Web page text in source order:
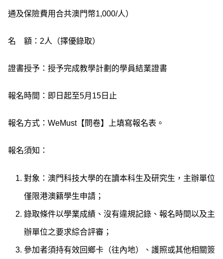
通及保險費用合共澳門幣1,000/人）
名 額：2人（擇優錄取）
證書授予：授予完成教學計劃的學員結業證書
報名時間：即日起至5月15日止
報名方式：WeMust【問卷】上填寫報名表。
報名須知：
對象：澳門科技大學的在讀本科生及研究生，主辦單位
僅限港澳籍學生申請；
錄取條件以學業成績、沒有違規記錄、報名時間以及主
辦單位之要求綜合評審；
參加者須持有效回鄉卡（往內地）、護照或其他相關簽